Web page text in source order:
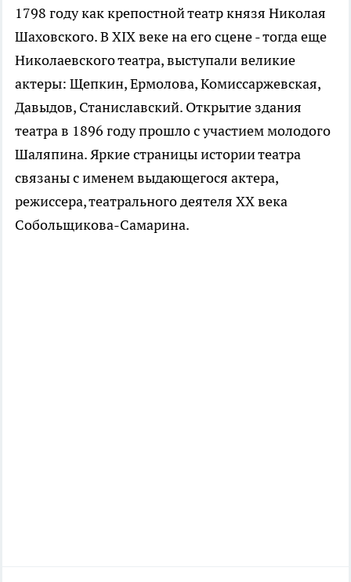
1798 году как крепостной театр князя Николая
Шаховского. В ХIХ веке на его сцене - тогда еще
Николаевского театра, выступали великие
актеры: Щепкин, Ермолова, Комиссаржевская,
Давыдов, Станиславский. Открытие здания
театра в 1896 году прошло с участием молодого
Шаляпина. Яркие страницы истории театра
связаны с именем выдающегося актера,
режиссера, театрального деятеля ХХ века
Собольщикова-Самарина.